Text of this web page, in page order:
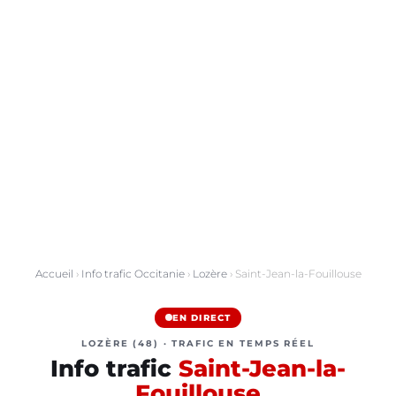
Accueil › Info trafic Occitanie› Lozère› Saint-Jean-la-Fouillouse
EN DIRECT
LOZÈRE (48) · TRAFIC EN TEMPS RÉEL
Info trafic Saint-Jean-la-